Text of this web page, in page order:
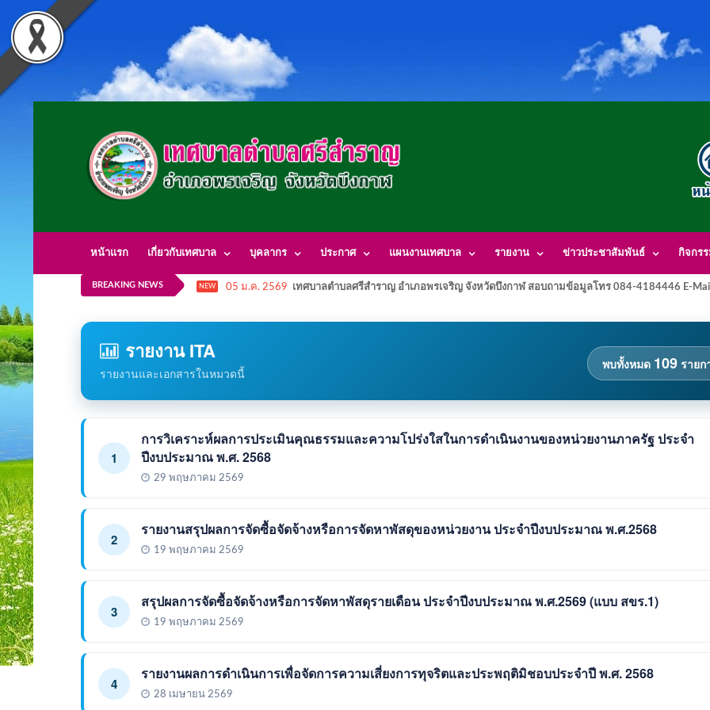
หน้าแรก เกี่ยวกับเทศบาล บุคลากร ประกาศ แผนงานเทศบาล รายงาน ข่าวประชาสัมพันธ์ กิจกรร
BREAKING NEWS NEW 05 ม.ค. 2569 เทศบาลตำบลศรีสำราญ อำเภอพรเจริญ จังหวัดบึงกาฬ สอบถามข้อมูลโทร 084-4184446 E-
รายงาน ITA
รายงานและเอกสารในหมวดนี้
พบทั้งหมด 109รายก
1
การวิเคราะห์ผลการประเมินคุณธรรมและความโปร่งใสในการดำเนินงานของหน่วยงานภาครัฐ ประจำ
ปีงบประมาณ พ.ศ. 2568
29 พฤษภาคม 2569
2
รายงานสรุปผลการจัดซื้อจัดจ้างหรือการจัดหาพัสดุของหน่วยงาน ประจำปีงบประมาณ พ.ศ.2568
19 พฤษภาคม 2569
3
สรุปผลการจัดซื้อจัดจ้างหรือการจัดหาพัสดุรายเดือน ประจำปีงบประมาณ พ.ศ.2569 (แบบ สขร.1)
19 พฤษภาคม 2569
4
รายงานผลการดำเนินการเพื่อจัดการความเสี่ยงการทุจริตและประพฤติมิชอบประจำปี พ.ศ. 2568
28 เมษายน 2569